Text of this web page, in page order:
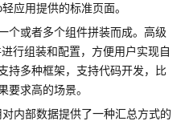
应用提供的标准页面。
个或者多个组件拼装而成。高级
行组装和配置，方便用户实现自
持多种框架，支持代码开发，比
要求高的场景。
内部数据提供了一种汇总方式的